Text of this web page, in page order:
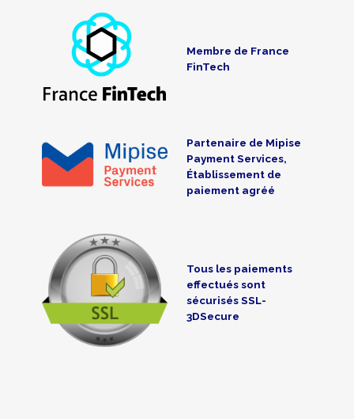
Membre de France
FinTech
Partenaire de Mipise
Payment Services,
Établissement de
paiement agréé
Tous les paiements
effectués sont
sécurisés SSL-
3DSecure